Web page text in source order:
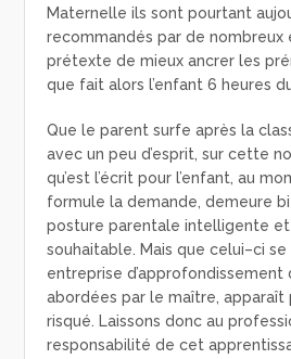
Maternelle ils sont pourtant
recommandés par de nombreux
prétexte de mieux ancrer les
que fait alors l’enfant 6 heures
Que le parent surfe après la
avec un peu d’esprit, sur cette
qu’est l’écrit pour l’enfant, au
formule la demande, demeure
posture parentale intelligente
souhaitable. Mais que celui–ci
entreprise d’approfondissement
abordées par le maître,
risqué. Laissons donc au
responsabilité de cet